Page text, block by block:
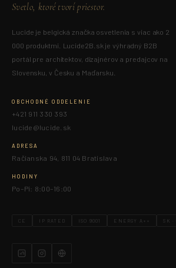
Svetlo, ktoré tvorí priestor.
Lucide je belgická značka osvetlenia s viac ako 2
000 produktmi. Lucide2B.sk je výhradný B2B
portál pre architektov, dizajnérov a predajcov na
Slovensku, v Česku a Maďarsku.
OBCHODNÉ ODDELENIE
+421 911 330 393
lucide@lucide.sk
ADRESA
Račianska 94, 811 04 Bratislava
HODINY
Po–Pi: 8:00–16:00
CE IP RATED ISO 9001 ENERGY A++ SK ·